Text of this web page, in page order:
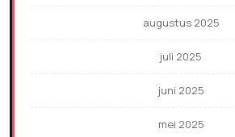
augustus 2025
juli 2025
juni 2025
mei 2025